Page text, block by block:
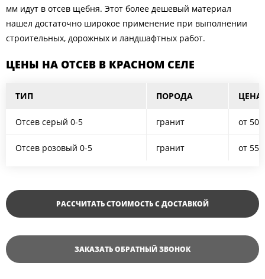
мм идут в отсев щебня. Этот более дешевый материал
нашел достаточно широкое применение при выполнении
строительных, дорожных и ландшафтных работ.
ЦЕНЫ НА ОТСЕВ В КРАСНОМ СЕЛЕ
ТИП ПОРОДА ЦЕНА
Отсев серый 0-5 гранит от
Отсев розовый 0-5 гранит от
РАССЧИТАТЬ СТОИМОСТЬ С ДОСТАВКОЙ
ЗАКАЗАТЬ ОБРАТНЫЙ ЗВОНОК